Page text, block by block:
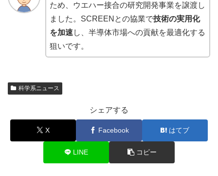
ため、ウエハー接合の研究開発事業を譲渡し
ました。SCREENとの協業で技術の実用化
を加速 し、半導体市場への貢献を最適化する
狙いです。
科学系ニュース
シェアする
X Facebook はてブ
LINE コピー